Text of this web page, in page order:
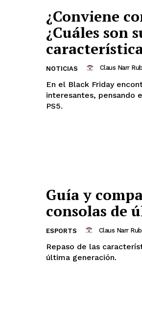
¿Conviene
¿Cuáles son
NOTICIAS Claus Narr
En el Black Friday
interesantes, pensando
PS5.
Guía y
consolas de
ESPORTS Claus Narr
Repaso de las
última generación.